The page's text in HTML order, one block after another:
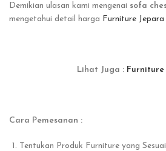
Demikian ulasan kami mengenai sofa
mengetahui detail harga Furniture Jepara
Lihat Juga :
Cara Pemesanan :
Tentukan Produk Furniture yang